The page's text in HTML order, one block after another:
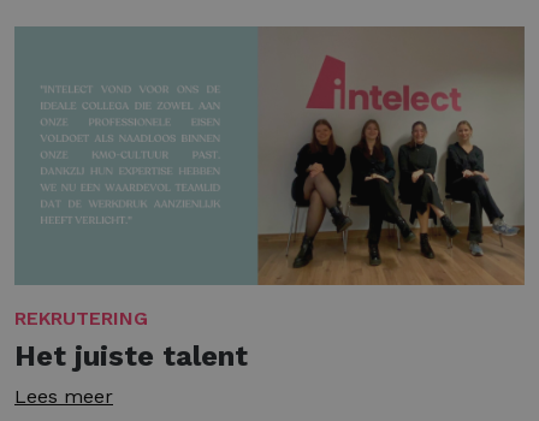
REKRUTERING
Het juiste talent
Lees meer